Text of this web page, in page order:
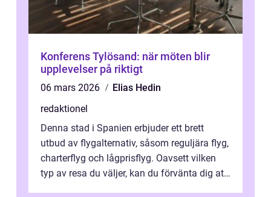
Konferens Tylösand: när möten blir
upplevelser på riktigt
06 mars 2026
Elias Hedin
redaktionel
Denna stad i Spanien erbjuder ett brett
utbud av flygalternativ, såsom reguljära flyg,
charterflyg och lågprisflyg. Oavsett vilken
typ av resa du väljer, kan du förvänta dig att